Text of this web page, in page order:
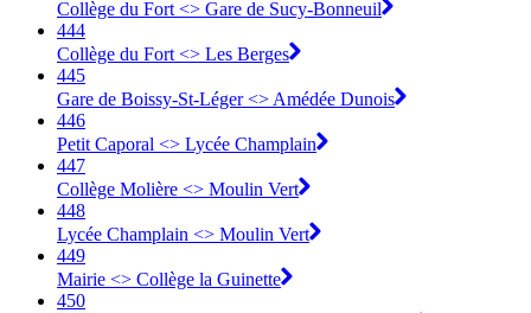
Collège du Fort <> Gare de Sucy-Bonneuil
444
Collège du Fort <> Les Berges
445
Gare de Boissy-St-Léger <> Amédée Dunois
446
Petit Caporal <> Lycée Champlain
447
Collège Molière <> Moulin Vert
448
Lycée Champlain <> Moulin Vert
449
Mairie <> Collège la Guinette
450